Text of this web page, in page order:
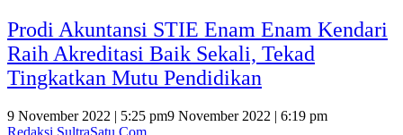
Prodi Akuntansi STIE Enam Enam Kendari
Raih Akreditasi Baik Sekali, Tekad
Tingkatkan Mutu Pendidikan
9 November 2022 | 5:25 pm9 November 2022 | 6:19 pm
Redaksi SultraSatu.Com